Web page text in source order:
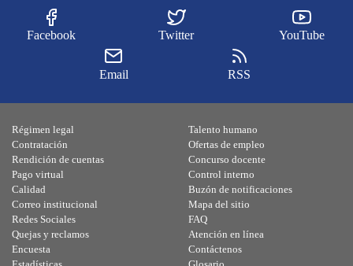
Facebook Twitter YouTube
Email RSS
Régimen legal
Contratación
Rendición de cuentas
Pago virtual
Calidad
Talento humano
Ofertas de empleo
Concurso docente
Control interno
Buzón de notificaciones
Correo institucional
Redes Sociales
Quejas y reclamos
Encuesta
Mapa del sitio
FAQ
Atención en línea
Contáctenos